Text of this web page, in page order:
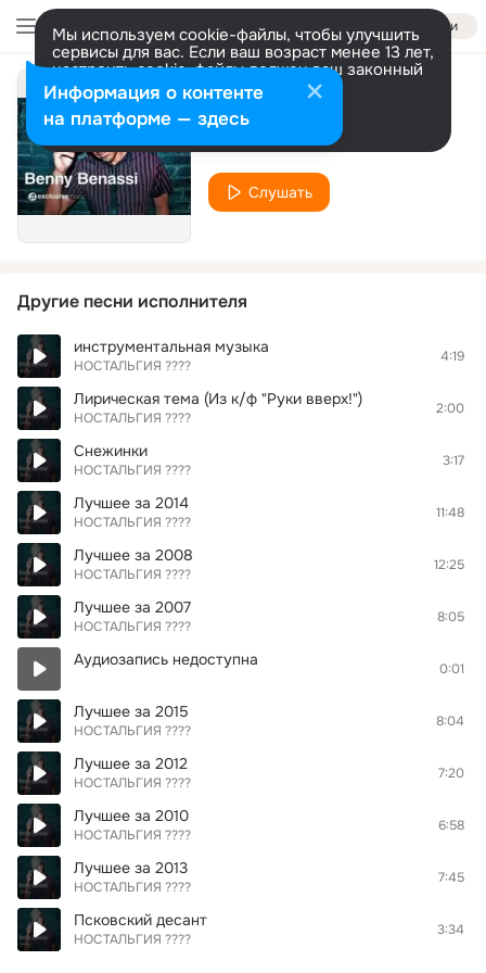
Войти
Мы используем cookie-файлы, чтобы улучшить
сервисы для вас. Если ваш возраст менее 13 лет,
настроить cookie-файлы должен ваш законный
представитель. Больше информации
Разрешить все Настроить
Лучшее за 2011
НОСТАЛЬГИЯ ????
Слушать
Другие песни исполнителя
инструментальная музыка
НОСТАЛЬГИЯ ????
4:19
Лирическая тема (Из к/ф "Руки вверх!")
НОСТАЛЬГИЯ ????
2:00
Снежинки
НОСТАЛЬГИЯ ????
3:17
Лучшее за 2014
НОСТАЛЬГИЯ ????
11:48
Лучшее за 2008
НОСТАЛЬГИЯ ????
12:25
Лучшее за 2007
НОСТАЛЬГИЯ ????
8:05
Аудиозапись недоступна 0:01
Лучшее за 2015
НОСТАЛЬГИЯ ????
8:04
Лучшее за 2012
НОСТАЛЬГИЯ ????
7:20
Лучшее за 2010
НОСТАЛЬГИЯ ????
6:58
Лучшее за 2013
НОСТАЛЬГИЯ ????
7:45
Псковский десант
НОСТАЛЬГИЯ ????
3:34
Информация о контенте
на платформе — здесь